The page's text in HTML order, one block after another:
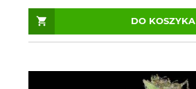
DO KOSZYKA